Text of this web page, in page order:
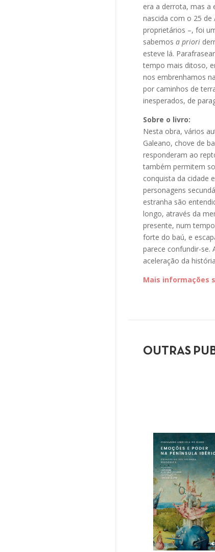
era a derrota, mas a
nascida com o 25 de
proprietários –, foi
sabemosa priori
esteve lá.
tempo mais ditoso,
nos embrenhamos
por caminhos de
inesperados, de
Sobre o livro:
Nesta obra, vários
Galeano, chove de
responderam ao
também permitem
conquista da cidade
personagens
estranha são
longo, através da
presente, num
forte do baú, e
parece confundir-
aceleração da
Mais informações
OUTRAS